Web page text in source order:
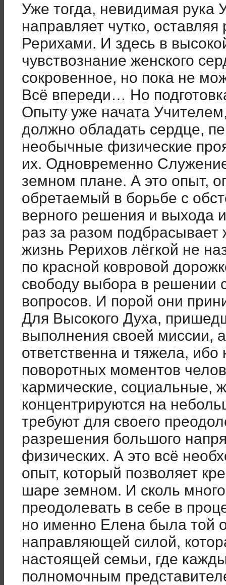
Уже тогда, невидимая рука
направляет чутко,
Рерихами. И здесь в
чувствознание женского
сокровенное, но пока не
Всё впереди… Но
Опыту уже начата
должно обладать сердце,
необычные физические
их. Одновременно
земном плане. А это опыт,
обретаемый в борьбе с
верного решения и выхода
раз за разом
жизнь Рерихов лёгкой не
по красной ковровой
свободу выбора в решении
вопросов. И порой они
Для Высокого Духа,
выполнения своей миссии,
ответственна и тяжела,
поворотных моментов
кармические, социальные,
концентрируются на
требуют для своего
разрешения большого
физических. А это всё
опыт, который позволяет
шаре земном. И сколь
преодолевать в себе в
но именно Елена была той
направляющей силой,
настоящей семьи, где
полномочным